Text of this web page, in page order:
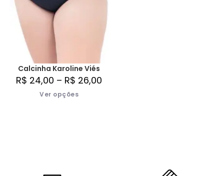
Calcinha Karoline Viés
R$ 24,00 – R$ 26,00
Ver opções